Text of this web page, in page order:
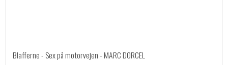
Blafferne - Sex på motorvejen - MARC DORCEL